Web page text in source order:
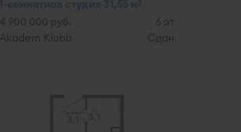
1-комнатная студия 31,55 м2
6 эт
Akadem Klubb
Сдан